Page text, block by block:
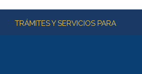
Más información
TRÁMITES Y SERVICIOS PARA